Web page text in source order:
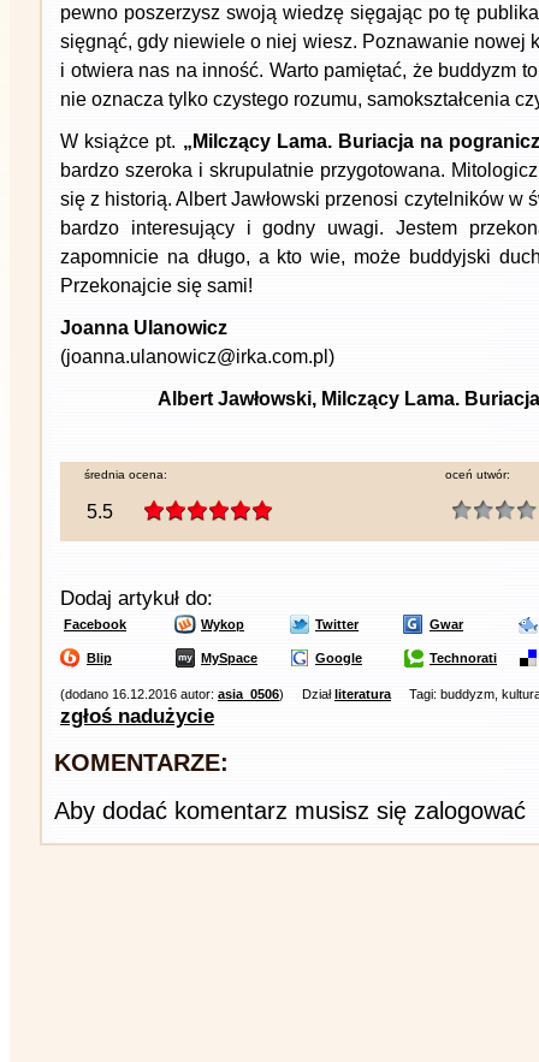
pewno poszerzysz swoją wiedzę sięgając po tę
sięgnąć, gdy niewiele o niej wiesz. Poznawanie nowej
i otwiera nas na inność. Warto pamiętać, że buddyzm
nie oznacza tylko czystego rozumu, samokształcenia
W książce pt. „Milczący Lama. Buriacja na
bardzo szeroka i skrupulatnie przygotowana.
się z historią. Albert Jawłowski przenosi czytelników w
bardzo interesujący i godny uwagi. Jestem
zapomnicie na długo, a kto wie, może buddyjski
Przekonajcie się sami!
Joanna Ulanowicz
(joanna.ulanowicz@irka.com.pl)
Albert Jawłowski, Milczący Lama.
średnia ocena:
5.5
oceń utwór:
Dodaj artykuł do:
Facebook Wykop Twitter Gwar
Blip MySpace Google Technorati
(dodano 16.12.2016 autor: asia_0506) Działliteratura Tagi: buddyzm,
zgłoś nadużycie
KOMENTARZE:
Aby dodać komentarz musisz się zalogować